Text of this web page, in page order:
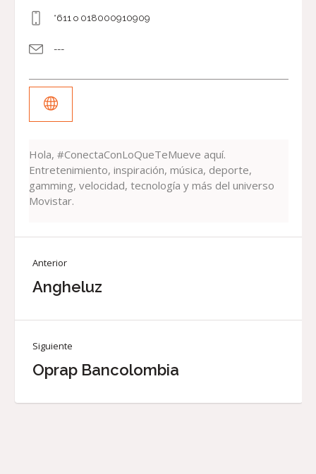
*611 o 018000910909
---
Hola, #ConectaConLoQueTeMueve aquí.
Entretenimiento, inspiración, música, deporte,
gamming, velocidad, tecnología y más del universo
Movistar.
Anterior
Angheluz
Siguiente
Oprap Bancolombia